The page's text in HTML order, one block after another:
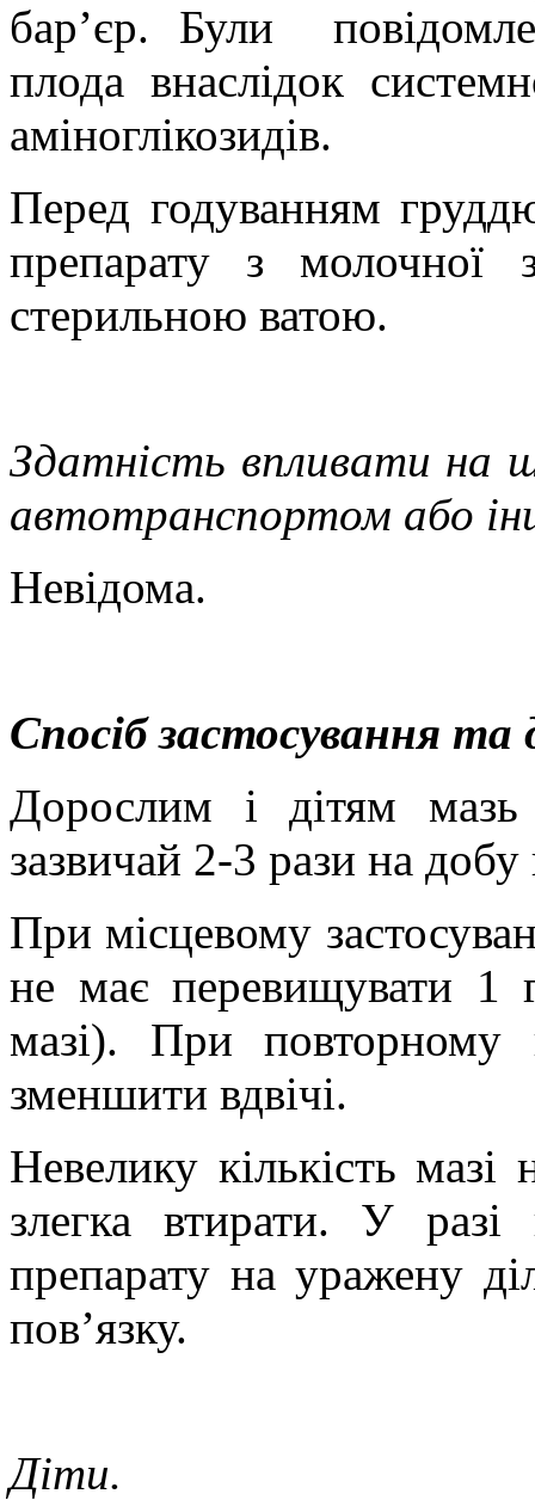
бар’єр. Були
плода внаслідок
аміноглікозидів.
Перед годуванням
препарату з молочної
стерильною ватою.
Здатність впливати на
автотранспортом або
Невідома.
Спосіб застосування та
Дорослим і дітям
зазвичай 2-3 рази на
При місцевому
не має перевищувати 1
мазі). При повторному
зменшити вдвічі.
Невелику кількість
злегка втирати. У разі
препарату на уражену
пов’язку.
Діти.